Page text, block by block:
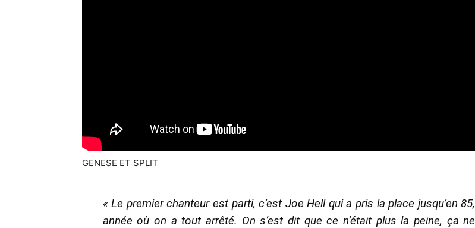
GENESE ET SPLIT
« Le premier chanteur est parti, c’est Joe Hell qui a pris la place jusqu’en 85,
année où on a tout arrêté. On s’est dit que ce n’était plus la peine, ça ne